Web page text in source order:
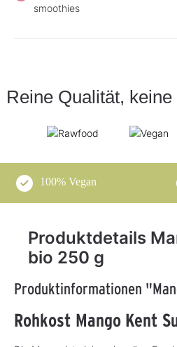
smoothies
Reine Qualität,
100% Vegan
Produktdetails
bio 250 g
Produktinformationen
Rohkost Mango Kent